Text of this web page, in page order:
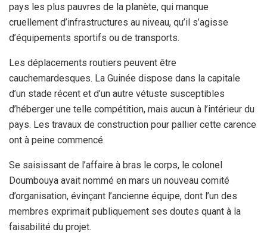
pays les plus pauvres de la planète, qui manque
cruellement d’infrastructures au niveau, qu’il s’agisse
d’équipements sportifs ou de transports.
Les déplacements routiers peuvent être
cauchemardesques. La Guinée dispose dans la capitale
d’un stade récent et d’un autre vétuste susceptibles
d’héberger une telle compétition, mais aucun à l’intérieur du
pays. Les travaux de construction pour pallier cette carence
ont à peine commencé.
Se saisissant de l’affaire à bras le corps, le colonel
Doumbouya avait nommé en mars un nouveau comité
d’organisation, évinçant l’ancienne équipe, dont l’un des
membres exprimait publiquement ses doutes quant à la
faisabilité du projet.